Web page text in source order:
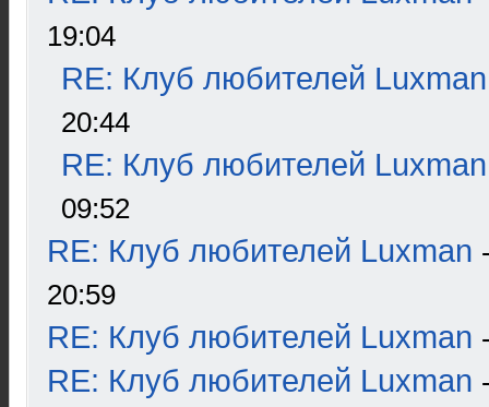
19:04
RE: Клуб любителей Luxman
20:44
RE: Клуб любителей Luxman
09:52
RE: Клуб любителей Luxman
20:59
RE: Клуб любителей Luxman
RE: Клуб любителей Luxman